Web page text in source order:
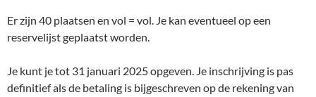
Er zijn 40 plaatsen en vol = vol. Je kan eventueel op een
reservelijst geplaatst worden.
Je kunt je tot 31 januari 2025 opgeven. Je inschrijving is pas
definitief als de betaling is bijgeschreven op de rekening van